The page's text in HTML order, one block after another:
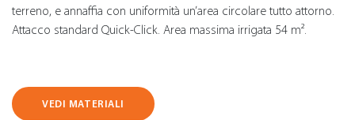
terreno, e annaffia con uniformità un’area circolare tutto attorno.
Attacco standard Quick-Click. Area massima irrigata 54 m².
VEDI MATERIALI